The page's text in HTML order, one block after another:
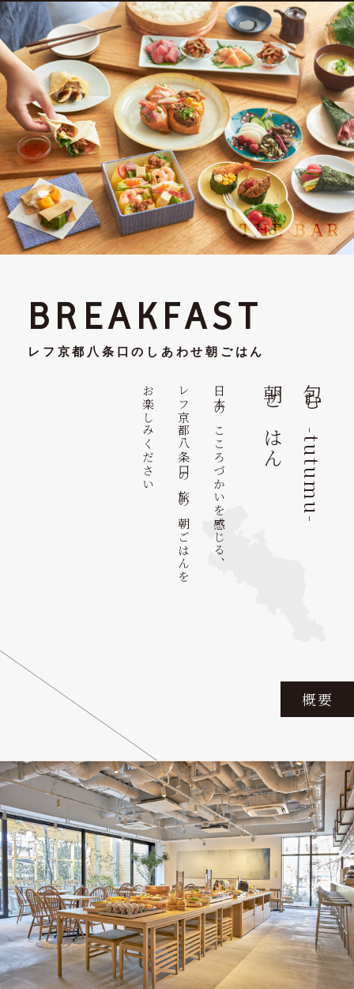
THE BAR
BREAKFAST
レフ京都八条口のしあわせ朝ごはん
包む-tutumu-
朝ごはん
日本のこころづかいを感じる、
レフ京都八条口の旅の朝ごはんを
お楽しみください
概要